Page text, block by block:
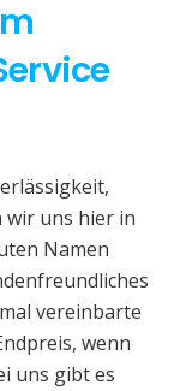
uns hier in
Namen
vereinbarte
wenn
uns gibt es